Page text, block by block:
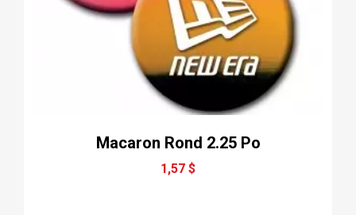
Macaron Rond 2.25 Po
1,57 $